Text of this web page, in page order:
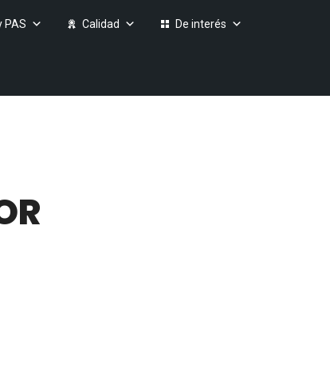
PAS Calidad De interés